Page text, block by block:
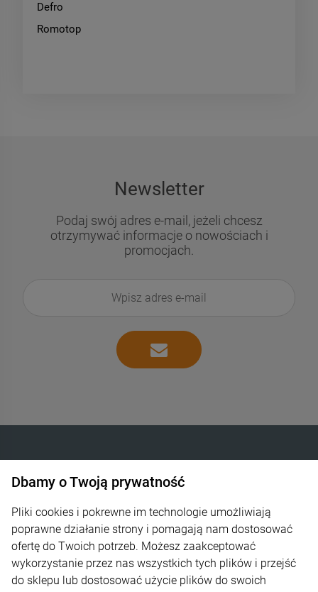
Defro
Romotop
Newsletter
Podaj swój adres e-mail, jeżeli chcesz
otrzymywać informacje o nowościach i
promocjach.
INTELIGENTNE OGRZEWANIE SP. Z O.O.
Góra Libertowska 24
30-444 Kraków
600 373 809
sklep@zagrzej.pl
Dbamy o Twoją prywatność
Pliki cookies i pokrewne im technologie umożliwiają
poprawne działanie strony i pomagają nam dostosować
ofertę do Twoich potrzeb. Możesz zaakceptować
wykorzystanie przez nas wszystkich tych plików i przejść
do sklepu lub dostosować użycie plików do swoich